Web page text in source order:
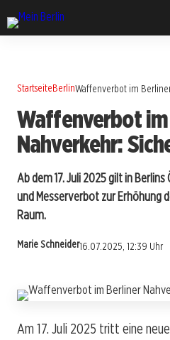
StartseiteBerlinWaffenverbot im
Waffenverbot
Nahverkehr:
Ab dem 17. Juli 2025 gilt in
und Messerverbot zur Erhöhung
Raum.
Marie Schneider16.07.2025, 12:39 Uhr
Am 17. Juli 2025 tritt eine